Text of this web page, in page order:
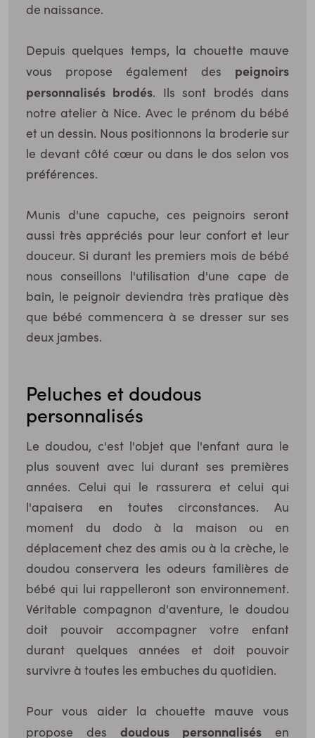
de naissance.
Depuis quelques temps, la chouette mauve
vous propose également des peignoirs
personnalisés brodés. Ils sont brodés dans
notre atelier à Nice. Avec le prénom du bébé
et un dessin. Nous positionnons la broderie sur
le devant côté cœur ou dans le dos selon vos
préférences.
Munis d'une capuche, ces peignoirs seront
aussi très appréciés pour leur confort et leur
douceur. Si durant les premiers mois de bébé
nous conseillons l'utilisation d'une cape de
bain, le peignoir deviendra très pratique dès
que bébé commencera à se dresser sur ses
deux jambes.
Peluches et doudous
personnalisés
Le doudou, c'est l'objet que l'enfant aura le
plus souvent avec lui durant ses premières
années. Celui qui le rassurera et celui qui
l'apaisera en toutes circonstances. Au
moment du dodo à la maison ou en
déplacement chez des amis ou à la crèche, le
doudou conservera les odeurs familières de
bébé qui lui rappelleront son environnement.
Véritable compagnon d'aventure, le doudou
doit pouvoir accompagner votre enfant
durant quelques années et doit pouvoir
survivre à toutes les embuches du quotidien.
Pour vous aider la chouette mauve vous
propose des doudous personnalisés en